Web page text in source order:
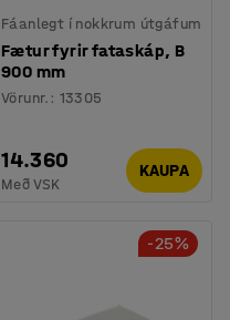
Fáanlegt í nokkrum útgáfum
Fætur fyrir fataskáp, B
900 mm
Vörunr. : 13305
14.360
Með VSK
KAUPA
-25%